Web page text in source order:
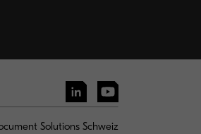
Solutions Schweiz